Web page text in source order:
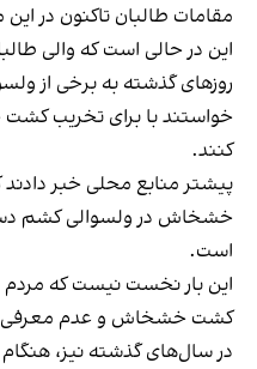
مقامات طالبان تاکنون در این
این در حالی است که والی
روزهای گذشته به برخی از
خواستند با برای تخریب
کنند.
پیشتر منابع محلی خبر دادند
است.
این بار نخست نیست که مردم
کشت خشخاش و عدم معرفی
در سال‌های گذشته نیز،